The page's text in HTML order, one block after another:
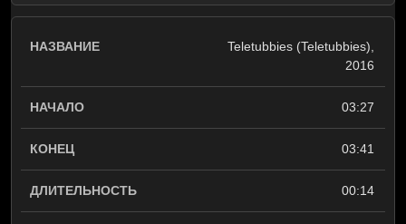
Teletubbies (Teletubbies),
2016
03:27
03:41
00:14